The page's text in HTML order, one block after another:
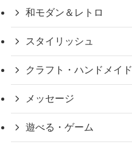
和モダン＆レトロ
スタイリッシュ
クラフト・ハンドメイド
メッセージ
遊べる・ゲーム